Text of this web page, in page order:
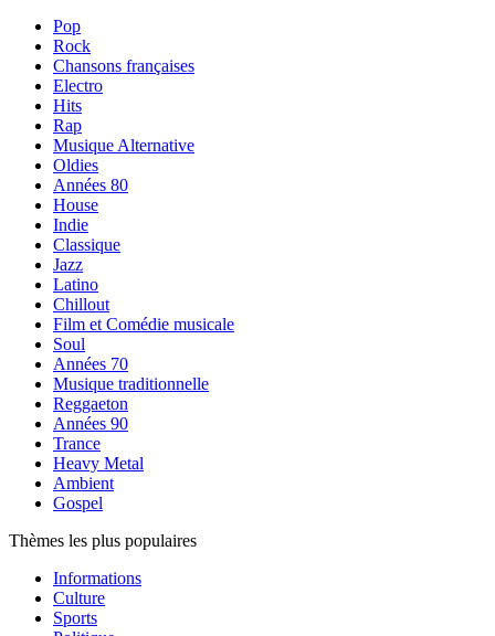
Pop
Rock
Chansons françaises
Electro
Hits
Rap
Musique Alternative
Oldies
Années 80
House
Indie
Classique
Jazz
Latino
Chillout
Film et Comédie musicale
Soul
Années 70
Musique traditionnelle
Reggaeton
Années 90
Trance
Heavy Metal
Ambient
Gospel
Thèmes les plus populaires
Informations
Culture
Sports